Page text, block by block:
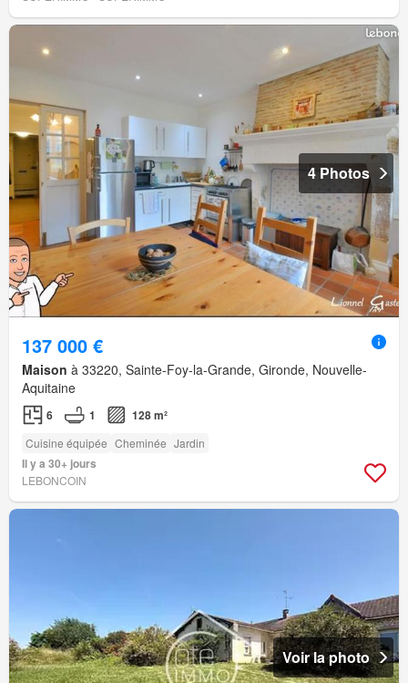
4 Photos
137 000 €
Maison à 33220, Sainte-Foy-la-Grande, Gironde, Nouvelle-
Aquitaine
6 1 128 m²
Cuisine équipée Cheminée Jardin
Il y a 30+ jours
LEBONCOIN
Voir la photo